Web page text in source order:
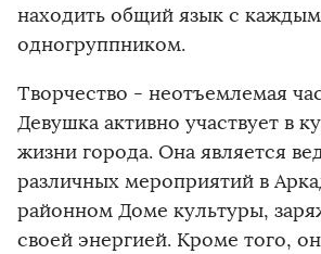
находить общий язык с каждым
одногруппником.
Творчество - неотъемлемая
Девушка активно участвует в
жизни города. Она является
различных мероприятий в
районном Доме культуры,
своей энергией. Кроме того,